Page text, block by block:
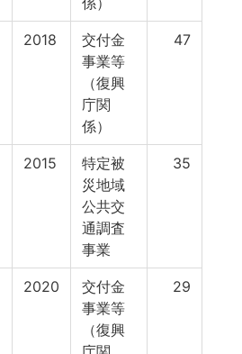
2018
交付金
事業等
（復興
庁関
係）
47
2015
特定被
災地域
公共交
通調査
事業
35
2020
交付金
事業等
（復興
29